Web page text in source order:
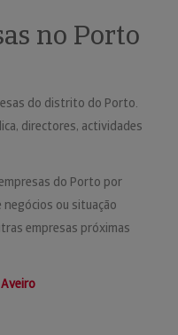
no Porto
do distrito do Porto.
directores, actividades
do Porto por
negócios ou situação
empresas próximas